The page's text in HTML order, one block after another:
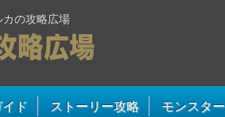
カの攻略広場
ド ストーリー攻略 モンスタ